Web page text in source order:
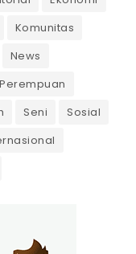
Komunitas
News
Perempuan
Seni
Sosial